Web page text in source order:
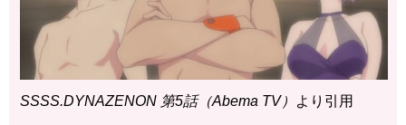
SSSS.DYNAZENON 第5話（Abema TV） より引用